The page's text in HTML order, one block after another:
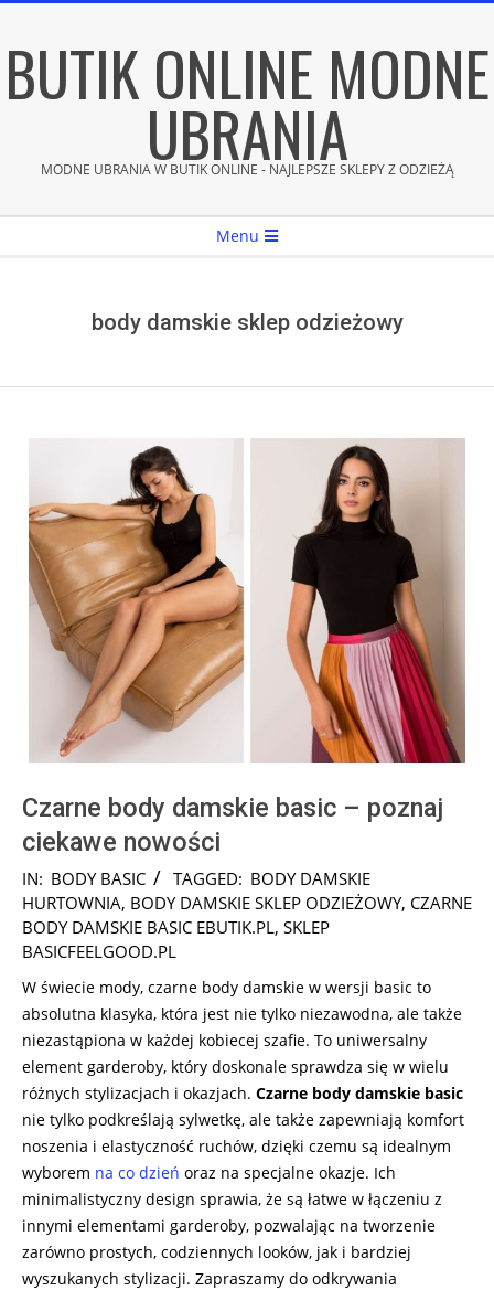
content
BUTIK ONLINE MODNE
UBRANIA
MODNE UBRANIA W BUTIK ONLINE - NAJLEPSZE SKLEPY Z ODZIEŻĄ
Menu
body damskie sklep odzieżowy
Czarne body damskie basic – poznaj
ciekawe nowości
2025-
09-
30
IN: BODY BASIC TAGGED: BODY DAMSKIE
HURTOWNIA, BODY DAMSKIE SKLEP ODZIEŻOWY, CZARNE
BODY DAMSKIE BASIC EBUTIK.PL, SKLEP
BASICFEELGOOD.PL
W świecie mody, czarne body damskie w wersji basic to
absolutna klasyka, która jest nie tylko niezawodna, ale także
niezastąpiona w każdej kobiecej szafie. To uniwersalny
element garderoby, który doskonale sprawdza się w wielu
różnych stylizacjach i okazjach. Czarne body damskie basic
nie tylko podkreślają sylwetkę, ale także zapewniają komfort
noszenia i elastyczność ruchów, dzięki czemu są idealnym
wyborem na co dzień oraz na specjalne okazje. Ich
minimalistyczny design sprawia, że są łatwe w łączeniu z
innymi elementami garderoby, pozwalając na tworzenie
zarówno prostych, codziennych looków, jak i bardziej
wyszukanych stylizacji. Zapraszamy do odkrywania